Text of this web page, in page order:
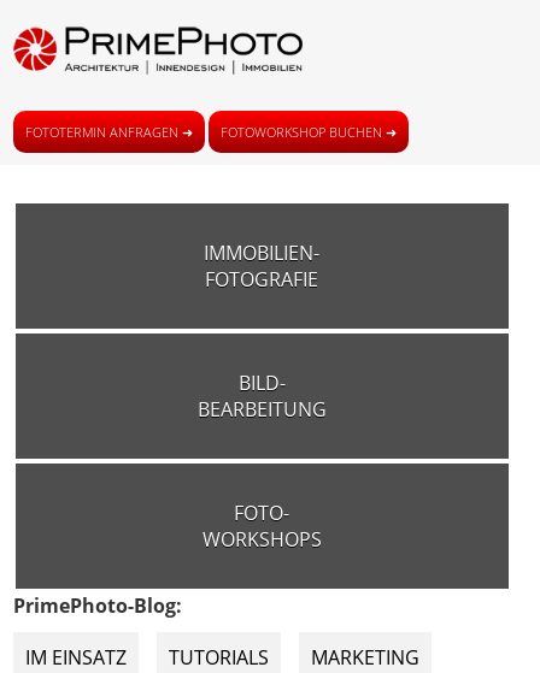
FOTOTERMIN ANFRAGEN ➜ FOTOWORKSHOP BUCHEN ➜
IMMOBILIEN-
FOTOGRAFIE
BILD-
BEARBEITUNG
FOTO-
WORKSHOPS
PrimePhoto-Blog:
IM EINSATZ
TUTORIALS MARKETING